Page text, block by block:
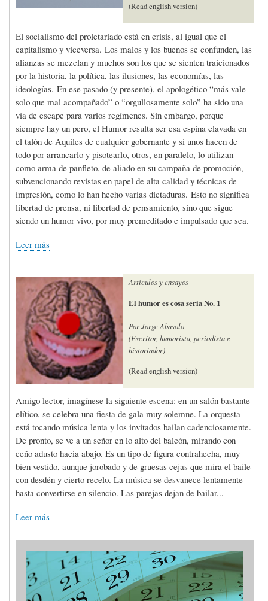
(Read english version)
El socialismo del proletariado está en crisis, al igual que el
capitalismo y viceversa. Los malos y los buenos se confunden, las
alianzas se mezclan y muchos son los que se sienten traicionados
por la historia, la política, las ilusiones, las economías, las
ideologías. En ese pasado (y presente), el apologético “más vale
solo que mal acompañado” o “orgullosamente solo” ha sido una
vía de escape para varios regímenes. Sin embargo, porque
siempre hay un pero, el Humor resulta ser esa espina clavada en
el talón de Aquiles de cualquier gobernante y si unos hacen de
todo por arrancarlo y pisotearlo, otros, en paralelo, lo utilizan
como arma de panfleto, de aliado en su campaña de promoción,
subvencionando revistas en papel de alta calidad y técnicas de
impresión, como lo han hecho varias dictaduras. Esto no significa
libertad de prensa, ni libertad de pensamiento, sino que sigue
siendo un humor vivo, por muy premeditado e impulsado que sea.
Leer más
Artículos y ensayos
El humor es cosa seria No. 1
Por Jorge Abasolo
(Escritor, humorista, periodista e
historiador)
(Read english version)
Amigo lector, imagínese la siguiente escena: en un salón bastante
elítico, se celebra una fiesta de gala muy solemne. La orquesta
está tocando música lenta y los invitados bailan cadenciosamente.
De pronto, se ve a un señor en lo alto del balcón, mirando con
ceño adusto hacia abajo. Es un tipo de figura contrahecha, muy
bien vestido, aunque jorobado y de gruesas cejas que mira el baile
con desdén y cierto recelo. La música se desvanece lentamente
hasta convertirse en silencio. Las parejas dejan de bailar...
Leer más